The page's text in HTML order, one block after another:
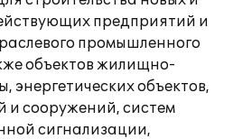
предприятий и
промышленного
объектов жилищно-
энергетических объектов,
и сооружений, систем
сигнализации,